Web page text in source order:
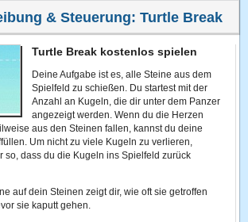
& Steuerung:Turtle Break
Turtle Break kostenlos spielen
Deine Aufgabe ist es, alle Steine aus dem
Spielfeld zu schießen. Du startest mit der
Anzahl an Kugeln, die dir unter dem Panzer
angezeigt werden. Wenn du die Herzen
aus den Steinen fallen, kannst du deine
Um nicht zu viele Kugeln zu verlieren,
so, dass du die Kugeln ins Spielfeld zurück
auf dein Steinen zeigt dir, wie oft sie getroffen
sie kaputt gehen.